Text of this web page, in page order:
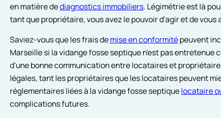
en matière dediagnostics immobiliers. Légimétrie est là
tant que propriétaire, vous avez le pouvoir d'agir et de
Saviez-vous que les frais demise en conformitépeuvent
Marseille si la vidange fosse septique n'est pas
d'une bonne communication entre locataires et
légales, tant les propriétaires que les locataires peuvent
réglementaires liées à la vidange fosse septiquelocataire
complications futures.